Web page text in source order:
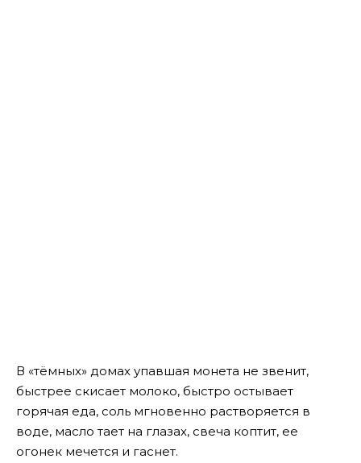
В «тёмных» домах упавшая монета не звенит,
быстрее скисает молоко, быстро остывает
горячая еда, соль мгновенно растворяется в
воде, масло тает на глазах, свеча коптит, ее
огонек мечется и гаснет.